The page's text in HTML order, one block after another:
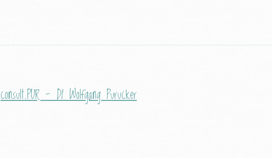
consult.PUR - DI Wolfgang Purucker